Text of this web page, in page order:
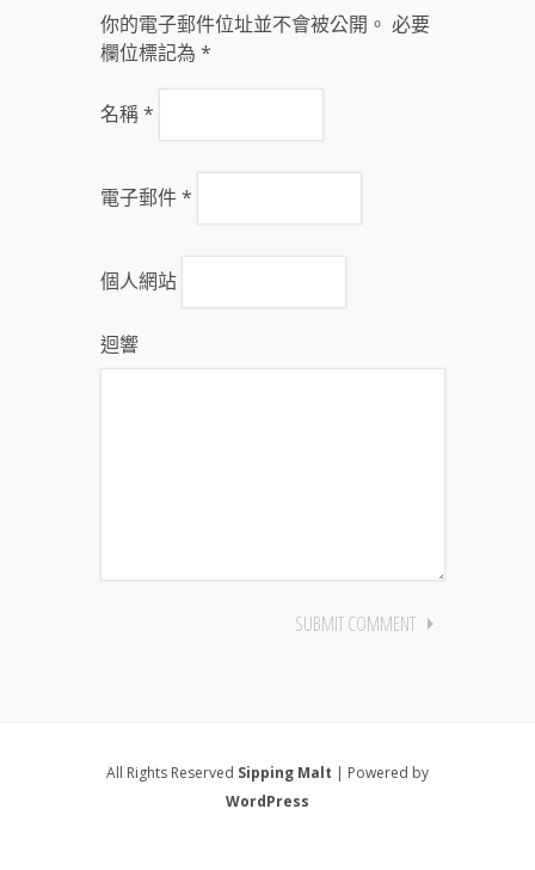
你的電子郵件位址並不會被公開。 必要
欄位標記為 *
名稱*
電子郵件*
個人網站
迴響
All Rights Reserved Sipping Malt | Powered by
WordPress